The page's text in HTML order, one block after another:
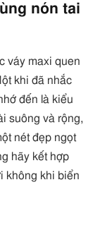
nón tai
váy maxi quen
khi đã nhắc
đến là kiểu
suông và rộng,
nét đẹp ngọt
hãy kết hợp
không khi biển